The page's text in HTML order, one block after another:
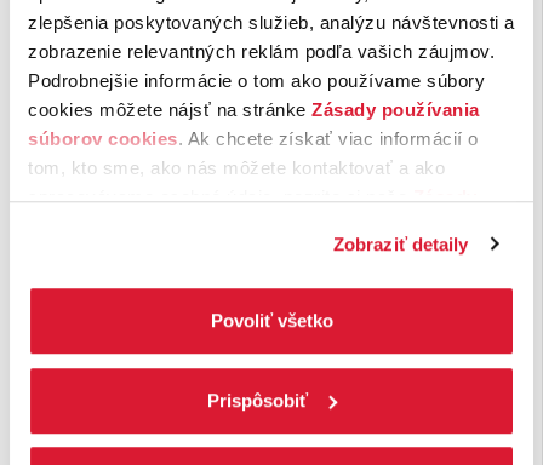
zlepšenia poskytovaných služieb, analýzu návštevnosti a
zobrazenie relevantných reklám podľa vašich záujmov.
Podrobnejšie informácie o tom ako používame súbory
cookies môžete nájsť na stránke Zásady používania
súborov cookies. Ak chcete získať viac informácií o
tom, kto sme, ako nás môžete kontaktovať a ako
spracovávame osobné údaje, pozrite si našeZásady
„Povoliť všetko“ vyjadríte svoj súhlas s používaním
všetkých súborov cookies. Ak chcete niektoré
zamietnuť, upravte preferencie kliknutím na tlačítko
Zobraziť detaily
Povoliť všetko
Prispôsobiť
vitamínom C a
koreň
echinacey, ktorý má vysoký
obsah účinných látok. Prispieva
1,89€
na sklade
Funkčný čaj Vitalita s
vitamínom B6,
Tymian
imunitný systém.Fenikel
organizmu.
zlepšovať duševnú …
1,89€